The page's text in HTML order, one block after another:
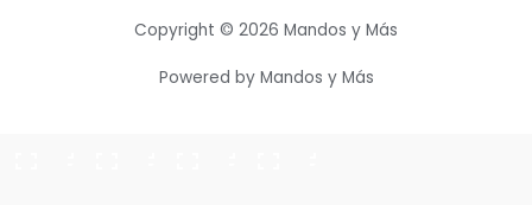
Copyright © 2026 Mandos y Más
Powered by Mandos y Más